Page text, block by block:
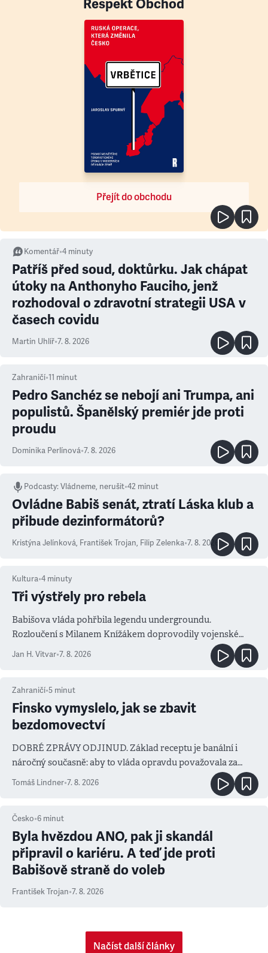
Respekt Obchod
Přejít do obchodu
Komentář•4 minuty
Patříš před soud, doktůrku. Jak chápat
útoky na Anthonyho Fauciho, jenž
rozhodoval o zdravotní strategii USA v
časech covidu
Martin Uhlíř•7. 8. 2026
Zahraničí•11 minut
Pedro Sanchéz se nebojí ani Trumpa, ani
populistů. Španělský premiér jde proti
proudu
Dominika Perlínová•7. 8. 2026
Podcasty:Vládneme, nerušit•42 minut
Ovládne Babiš senát, ztratí Láska klub a
přibude dezinformátorů?
Kristýna Jelínková, František Trojan, Filip Zelenka•7. 8. 2026
Kultura•4 minuty
Tři výstřely pro rebela
Babišova vláda pohřbila legendu undergroundu.
Rozloučení s Milanem Knížákem doprovodily vojenské
salvy i kritika pokrokářů
Jan H. Vitvar•7. 8. 2026
Zahraničí•5 minut
Finsko vymyslelo, jak se zbavit
bezdomovectví
DOBRÉ ZPRÁVY ODJINUD. Základ receptu je banální i
náročný současně: aby to vláda opravdu považovala za
prioritu
Tomáš Lindner•7. 8. 2026
Česko•6 minut
Byla hvězdou ANO, pak ji skandál
připravil o kariéru. A teď jde proti
Babišově straně do voleb
František Trojan•7. 8. 2026
Načíst další články